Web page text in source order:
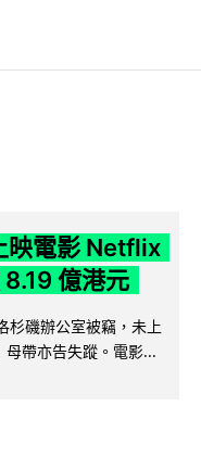
映電影 Netflix
億港元
杉磯辦公室被竊，未上
帶亦告失蹤。電影...